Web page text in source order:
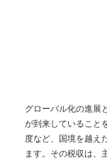
グローバル化の進展
が到来していること
度など、国境を越え
ます。その税収は、